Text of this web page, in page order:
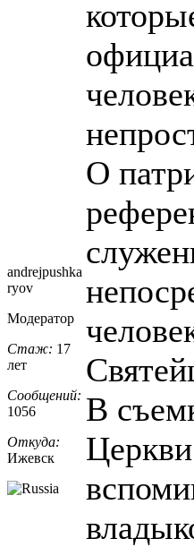
andrejpushka
ryov
Модератор
Стаж: 17
лет
Сообщений:
1056
Откуда:
Ижевск
О
В